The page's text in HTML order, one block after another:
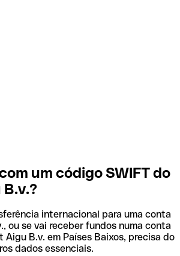
um código SWIFT do
internacional para uma conta
ou se vai receber fundos numa conta
Aigu B.v. em Países Baixos, precisa do
dados essenciais.